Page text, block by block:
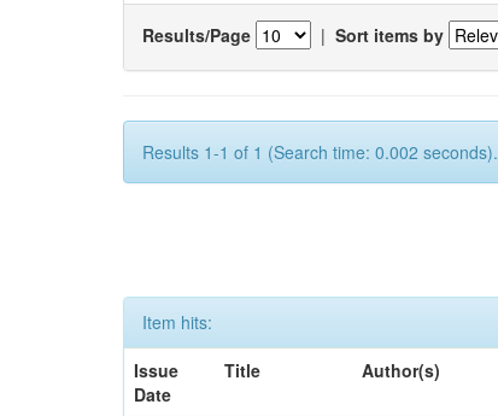
Results/Page | Sort items by
Results 1-1 of 1 (Search time: 0.002 seconds).
Item hits:
Issue
Date
Title Author(s)